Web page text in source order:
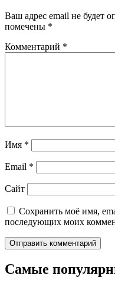
Ваш адрес email не будет
помечены *
Комментарий *
Имя *
Email *
Сайт
Сохранить моё имя,
последующих моих
Самые